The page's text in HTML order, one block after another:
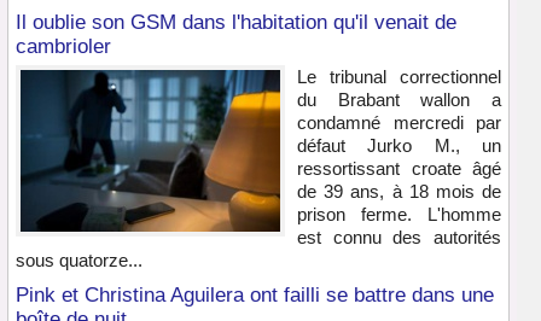
Il oublie son GSM dans l'habitation qu'il venait de
cambrioler
Le tribunal correctionnel
du Brabant wallon a
condamné mercredi par
défaut Jurko M., un
ressortissant croate âgé
de 39 ans, à 18 mois de
prison ferme. L'homme
est connu des autorités
sous quatorze...
Pink et Christina Aguilera ont failli se battre dans une